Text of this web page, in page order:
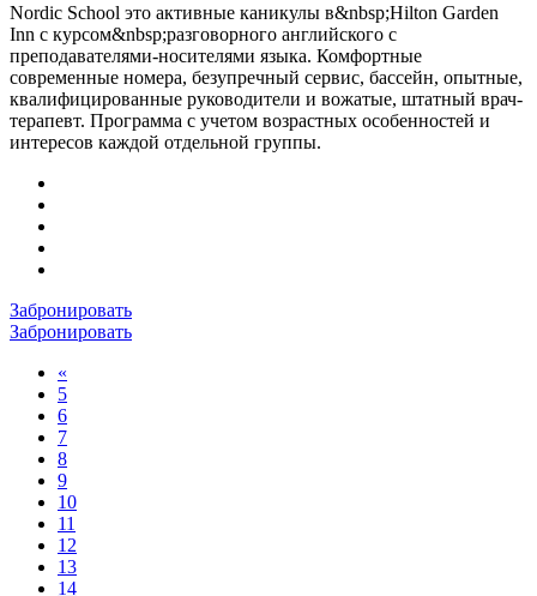
Nordic School это активные каникулы в&nbsp;Hilton Garden
Inn с курсом&nbsp;разговорного английского с
преподавателями-носителями языка. Комфортные
современные номера, безупречный сервис, бассейн, опытные,
квалифицированные руководители и вожатые, штатный врач-
терапевт. Программа с учетом возрастных особенностей и
интересов каждой отдельной группы.
Забронировать
Забронировать
«
5
6
7
8
9
10
11
12
13
14